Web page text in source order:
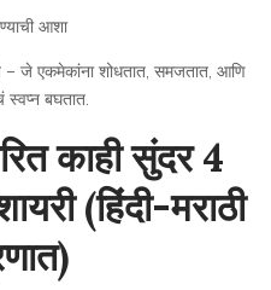
आशा
– जे एकमेकांना शोधतात, समजतात, आणि
बघतात.
काही सुंदर 4
(हिंदी-मराठी